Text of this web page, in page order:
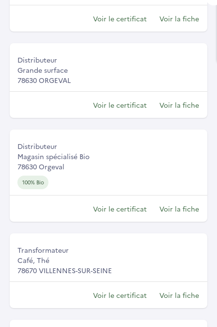
Voir le certificat Voir la fiche
Distributeur
Grande surface
78630 ORGEVAL
Voir le certificat Voir la fiche
Distributeur
Magasin spécialisé Bio
78630 Orgeval
100% Bio
Voir le certificat Voir la fiche
Transformateur
Café, Thé
78670 VILLENNES-SUR-SEINE
Voir le certificat Voir la fiche